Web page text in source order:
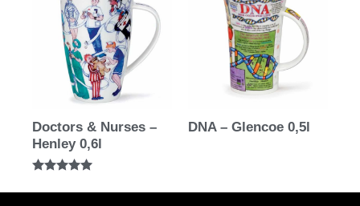
Doctors & Nurses –
Henley 0,6l
5.00
DNA – Glencoe 0,5l